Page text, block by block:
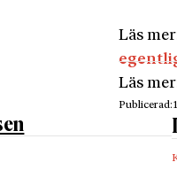
kunna
Men
idag.
Läs
Läs
Publicerad: